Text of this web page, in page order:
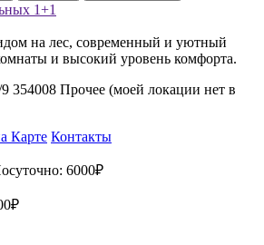
1+1
на лес, современный и уютный
и высокий уровень комфорта.
354008 Прочее (моей локации нет в
Карте Контакты
6000₽